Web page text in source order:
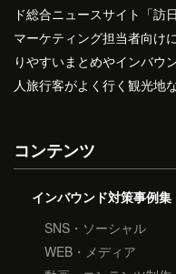
ド総合ニュースサイト「訪
マーケティング担当者向け
りやすいまとめやインバウ
人旅行客がよく行く観光地
コンテンツ
インバウンド対策事例集
SNS・ソーシャル
WEB・メディア